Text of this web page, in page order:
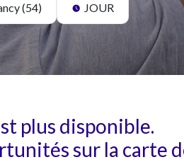
(54) JOUR
plus disponible.
sur la carte